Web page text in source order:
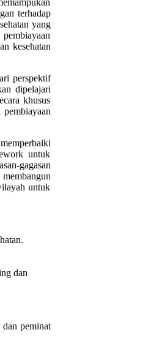
terhadap
yang
kesehatan
perspektif
dipelajari
khusus
untuk
gagasan
untuk
dan
peminat